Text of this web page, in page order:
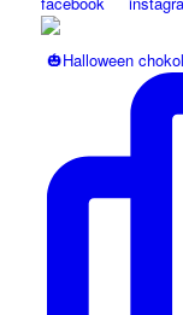
🎃Halloween